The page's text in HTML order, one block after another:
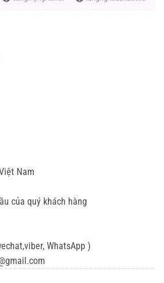
Nam
của quý khách hàng
WhatsApp )